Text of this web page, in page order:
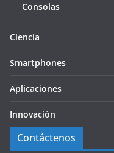
Consolas
Ciencia
Smartphones
Aplicaciones
Innovación
Contáctenos